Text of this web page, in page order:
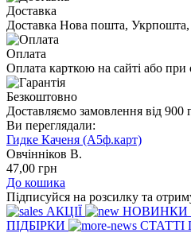
Доставка
Доставка Нова пошта, Укрпошта,
Оплата
Оплата карткою на сайті або при
Безкоштовно
Доставляємо замовлення від 900
Ви переглядали:
Гидке Каченя (А5ф.карт)
Овчінніков В.
47,00 грн
До кошика
Підписуйся на розсилку та
АКЦІЇ
НОВИНКИ
ПІДБІРКИ
СТАТТІ